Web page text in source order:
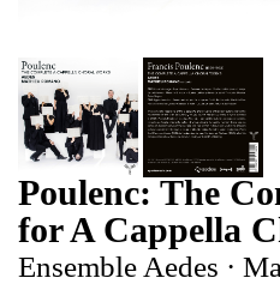
Poulenc: The
for A Cappella
Ensemble Aedes ·